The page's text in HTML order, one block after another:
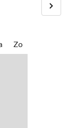
elke dag
zijn
uit de
Zo